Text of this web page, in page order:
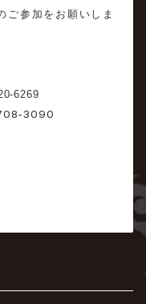
ご参加をお願いしま
6269
3090